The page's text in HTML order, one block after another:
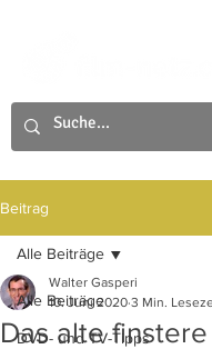
Beitrag
Alle Beiträge
DVD- und TV-Tipps
Alle Beiträge
Das alte
Walter Gasperi
10. Juni 2020 3 Min.